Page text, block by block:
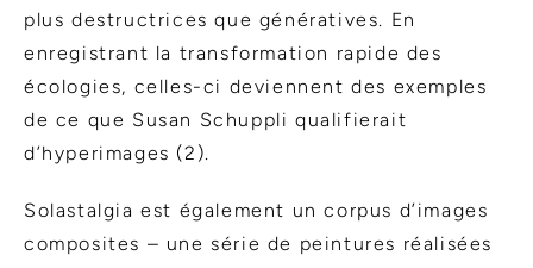
plus destructrices que génératives. En
enregistrant la transformation rapide des
écologies, celles-ci deviennent des exemples
de ce que Susan Schuppli qualifierait
d’hyperimages (2).
Solastalgia est également un corpus d’images
composites – une série de peintures réalisées